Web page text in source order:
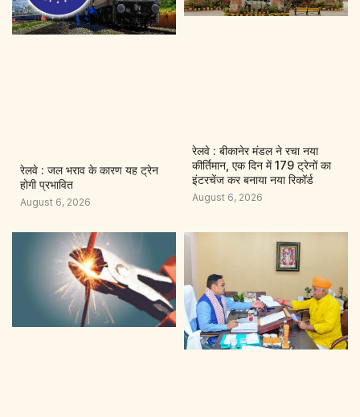
रेलवे : जल भराव के कारण यह ट्रेन
होगी प्रभावित
August 6, 2026
रेलवे : बीकानेर मंडल ने रचा नया
कीर्तिमान, एक दिन में 179 ट्रेनों का
इंटरचेंज कर बनाया नया रिकॉर्ड
August 6, 2026